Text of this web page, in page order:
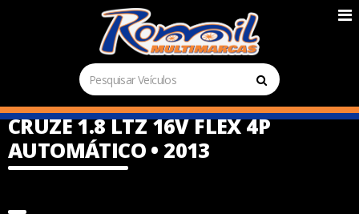
CRUZE 1.8 LTZ 16V FLEX 4P
AUTOMÁTICO • 2013